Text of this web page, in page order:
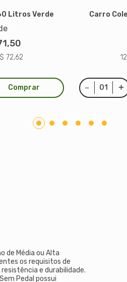
Litros Verde
72,62
Comprar
Carro
de Média ou Alta
os requisitos de
e durabilidade.
Pedal possui